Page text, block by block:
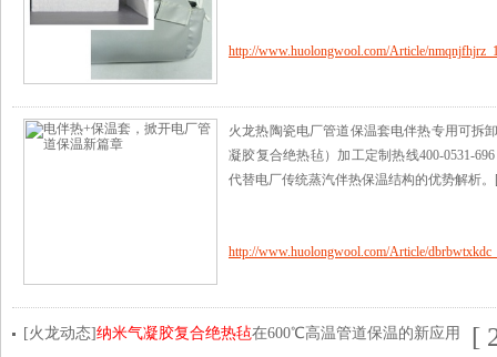
http://www.huolongwool.com/Article/
火龙热陶瓷电厂管道保温套电伴热专用可拆
凝胶复合绝热毡）加工定制热线400-0531-
代替电厂传统蒸汽伴热保温结构的优势解析。
http://www.huolongwool.com/Article/
[火龙动态]纳米气凝胶复合绝热毡在600℃高温管道保温的新应用 [